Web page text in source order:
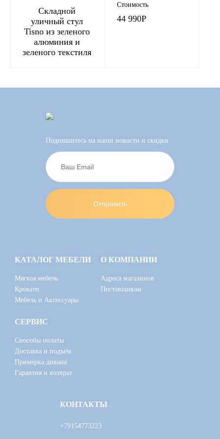
Складной
уличный стул
Tisno из зеленого
алюминия и
зеленого текстиля
Стоимость
44 990Р
Подпишитесь на наши новости и скидки
КАТАЛОГ МЕБЕЛИ
Мягкая мебель
Кровати
Мебель и Аксессуары
О КОМПАНИИ
Адреса магазинов
Поставщикам
СЕРВИС
Способы оплаты
Доставка и подъём
Примерка дивана
Гарантия и возврат
КОНТАКТЫ
+79154773223